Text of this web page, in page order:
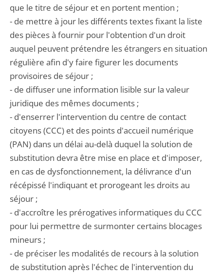
que le titre de séjour et en portent mention ;
- de mettre à jour les différents textes fixant la liste
des pièces à fournir pour l'obtention d'un droit
auquel peuvent prétendre les étrangers en situation
régulière afin d'y faire figurer les documents
provisoires de séjour ;
- de diffuser une information lisible sur la valeur
juridique des mêmes documents ;
- d'enserrer l'intervention du centre de contact
citoyens (CCC) et des points d'accueil numérique
(PAN) dans un délai au-delà duquel la solution de
substitution devra être mise en place et d'imposer,
en cas de dysfonctionnement, la délivrance d'un
récépissé l'indiquant et prorogeant les droits au
séjour ;
- d'accroître les prérogatives informatiques du CCC
pour lui permettre de surmonter certains blocages
mineurs ;
- de préciser les modalités de recours à la solution
de substitution après l'échec de l'intervention du